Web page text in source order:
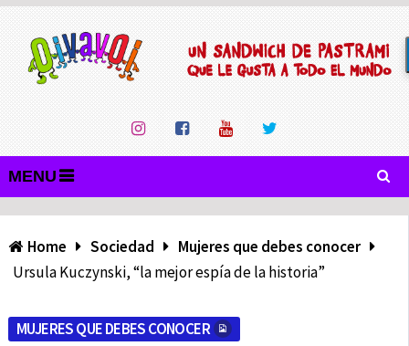
MENU
Home Sociedad
Mujeres que debes conocer
Ursula Kuczynski, “la mejor espía de la historia”
MUJERES QUE DEBES CONOCER